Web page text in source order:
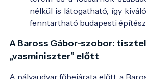
nélkül is látogatható, így
fenntartható budapesti
A Baross Gábor-szobor:
„vasminiszter” előtt
Baross Gábor szobra a
elején - Fotó:Régi képeslap
A pályaudvar főbejárata előtt, a